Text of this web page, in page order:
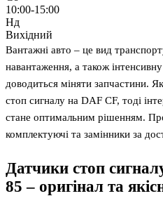
10:00-15:00
Нд
Вихідний
Вантажні авто – це вид
навантаження, а також
доводиться міняти запчастини.
стоп сигналу на DAF CF, тоді
стане оптимальним рішенням.
комплектуючі та замінники за
Датчики стоп
85 – оригінал та